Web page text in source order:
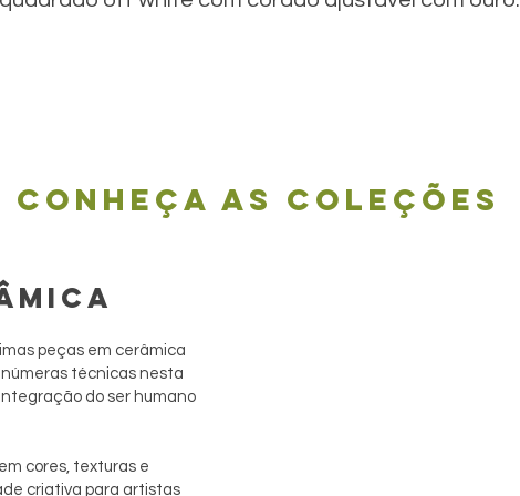
Conheça as coleções
peças em cerâmica
técnicas nesta
do ser humano
cores, texturas e
criativa para artistas